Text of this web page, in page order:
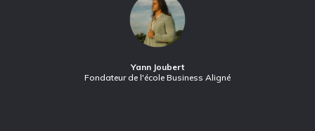
Yann Joubert
Fondateur de l'école Business Aligné